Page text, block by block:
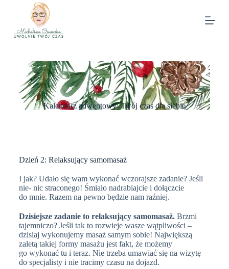
Kalendarz adwentowy: Twój czas dla siebie
Dzień 2: Relaksujący samomasaż
I jak? Udało się wam wykonać wczorajsze zadanie? Jeśli
nie- nic straconego! Śmiało nadrabiajcie i dołączcie
do mnie. Razem na pewno będzie nam raźniej.
Dzisiejsze zadanie to relaksujący samomasaż.Brzmi
tajemniczo? Jeśli tak to rozwieje wasze wątpliwości –
dzisiaj wykonujemy masaż samym sobie! Największą
zaletą takiej formy masażu jest fakt, że możemy
go wykonać tu i teraz. Nie trzeba umawiać się na wizytę
do specjalisty i nie tracimy czasu na dojazd.